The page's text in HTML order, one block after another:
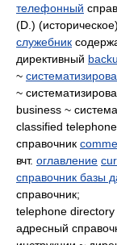
телефонный
(D.)
служебник
директивный
~
~
business ~
classified
справочник
вчт. оглавление
справочник базы
справочник;
telephone directory
адресный